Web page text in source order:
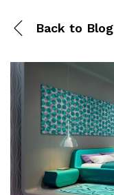
Back to Blog